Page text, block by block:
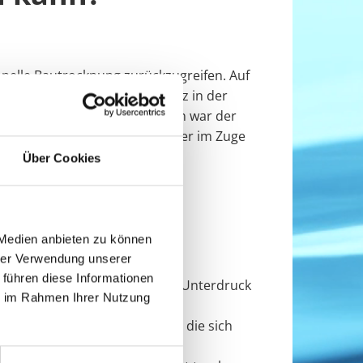
Über Cookies
anbieten zu können
Verwendung unserer
diese Informationen
Rahmen Ihrer Nutzung
Bautrocknung zurückzugreifen. Auf
in Rotenburg (Wümme) ganz in der
In den ersten Jahren war der
darauf, dass die Mitarbeiter im Zuge
das Team gerne ein.
sowie von
entfeuchten. Es wird mit Unterdruck
die Wiederherstellung der
der Dämmschicht, die sich
wie Fliesen bietet sich das